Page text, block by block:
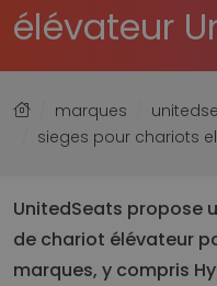
élévateur
marques
sieges pour chariots
UnitedSeats propose
de chariot élévateur
marques, y compris